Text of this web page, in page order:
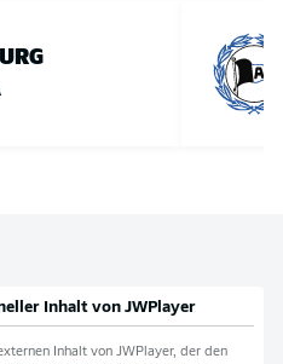
Inhalt von JWPlayer
Inhalt von JWPlayer, der den